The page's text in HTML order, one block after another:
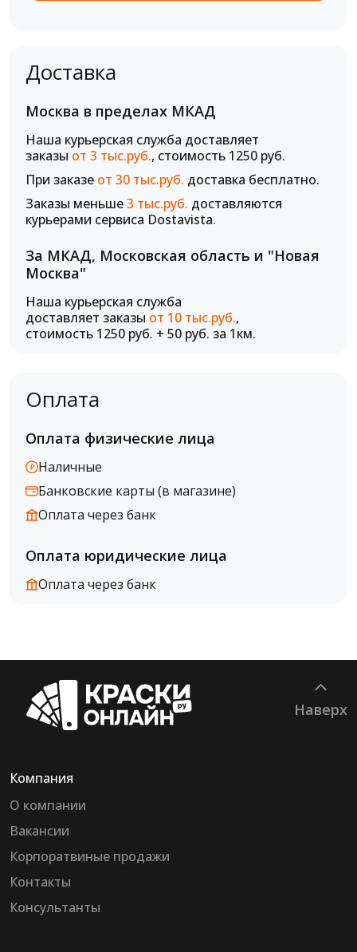
Доставка
Москва в пределах МКАД
Наша курьерская служба доставляет
заказы от 3 тыс.руб., стоимость 1250 руб.
При заказе от 30 тыс.руб. доставка бесплатно.
Заказы меньше3 тыс.руб. доставляются
курьерами сервиса Dostavista.
За МКАД, Московская область и "Новая
Москва"
Наша курьерская служба
доставляет заказы от 10 тыс.руб.,
стоимость 1250 руб. + 50 руб. за 1км.
Оплата
Оплата физические лица
Наличные
Банковские карты (в магазине)
Оплата через банк
Оплата юридические лица
Оплата через банк
Наверх
Компания
О компании
Вакансии
Корпоратвиные продажи
Контакты
Консультанты